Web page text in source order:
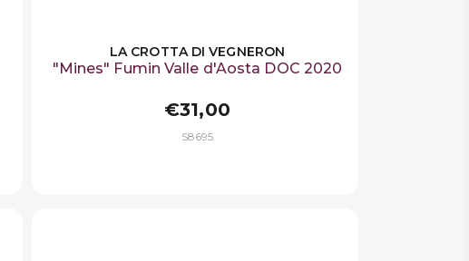
LA CROTTA DI VEGNERON
"Mines" Fumin Valle d'Aosta DOC 2020
€31,00
S8695